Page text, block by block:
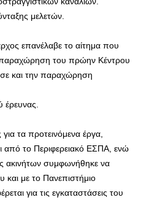
μελετών.
επανέλαβε το αίτημα που
παραχώρηση του πρώην Κέντρου
και την παραχώρηση
τα προτεινόμενα έργα,
από το Περιφερειακό ΕΣΠΑ, ενώ
ακινήτων συμφωνήθηκε να
και με το Πανεπιστήμιο
για τις εγκαταστάσεις του